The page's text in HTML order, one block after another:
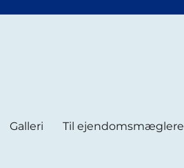
Galleri Til ejendomsmæglere